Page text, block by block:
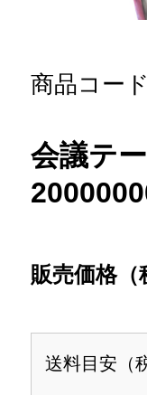
商品コー
会議テ
販売価格（
送料目安（